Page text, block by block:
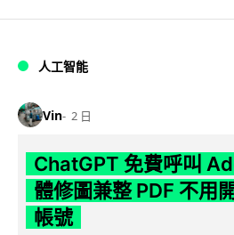
人工智能
Vin 2 日
ChatGPT 免費呼叫
體修圖兼整 PDF 不用
帳號